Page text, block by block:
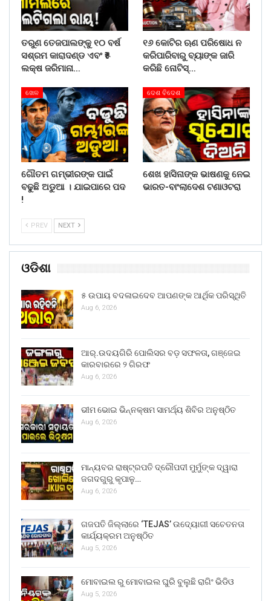
ତରୁଣ ତେଜପାଲଙ୍କୁ ୧୦ ବର୍ଷ
ସଶ୍ରମ କାରାଦଣ୍ଡ ଏବଂ ₹୫
ଲକ୍ଷ ଜରିମାନା…
୧୬ କୋଟିର ଋଣ ପରିଷୋଧ ନ
କରିପାରିବାରୁ ବ୍ୟାଙ୍କ ଜାରି
କରିଛି ନୋଟିସ୍…
ଖେଳ
ଗୌତମ ଗମ୍ଭୀରଙ୍କ ପାଇଁ
ବଢୁଛି ଅଡୁଆ । ଯାଇପାରେ ପଦ
!
ଦେଶ ବିଦେଶ
ଶେଖ ହାସିନାଙ୍କ ଭାଷଣକୁ ନେଇ
ଭାରତ-ବାଂଲାଦେଶ ଟଣାଓଟରା
PREV NEXT
ଓଡିଶା
୫ ଉପାୟ ବଦଳାଇଦେବ ଆପଣଙ୍କ ଆର୍ଥିକ ପରିସ୍ଥିତି
Aug 6, 2026
ଆର୍.ଉଦୟଗିରି ପୋଲିସର ବଡ଼ ସଫଳତା, ଗଞ୍ଜେଇ
କାରବାରରେ ୨ ଗିରଫ
Aug 6, 2026
ଭୀମ ଭୋଇ ଭିନ୍ନକ୍ଷମ ସାମର୍ଥ୍ୟ ଶିବିର ଅନୁଷ୍ଠିତ
Aug 6, 2026
ମାନ୍ୟବର ରାଷ୍ଟ୍ରପତି ଦ୍ରୌପଦୀ ମୁର୍ମୁଙ୍କ ଦ୍ୱାରା
ଜଗଦଗୁରୁ କୃପାଳୁ…
Aug 6, 2026
ଗଜପତି ଜିଲ୍ଲାରେ ‘TEJAS’ ଉଦ୍ୟୋଗୀ ସଚେତନତା
କାର୍ଯ୍ୟକ୍ରମ ଅନୁଷ୍ଠିତ
Aug 5, 2026
ମୋବାଇଲ ରୁ ମୋବାଇଲ ଘୁରି ବୁଲୁଛି ରାଗିଂ ଭିଡିଓ
Aug 5, 2026